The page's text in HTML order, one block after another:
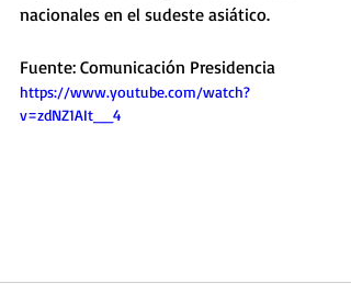
nacionales en el sudeste asiático.
Fuente: Comunicación Presidencia
https://www.youtube.com/watch?
v=zdNZ1AIt__4